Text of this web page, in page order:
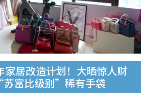
家居改造计划！大晒惊人财
富比级别”稀有手袋